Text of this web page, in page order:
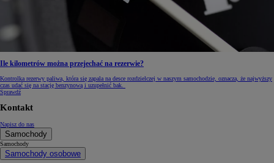
Ile kilometrów można przejechać na rezerwie?
Kontrolka rezerwy paliwa, która się zapala na desce rozdzielczej w naszym samochodzie, oznacza, że najwyższy
czas udać się na stację benzynową i uzupełnić bak.
Sprawdź
Kontakt
Napisz do nas
Samochody
Samochody
Samochody osobowe